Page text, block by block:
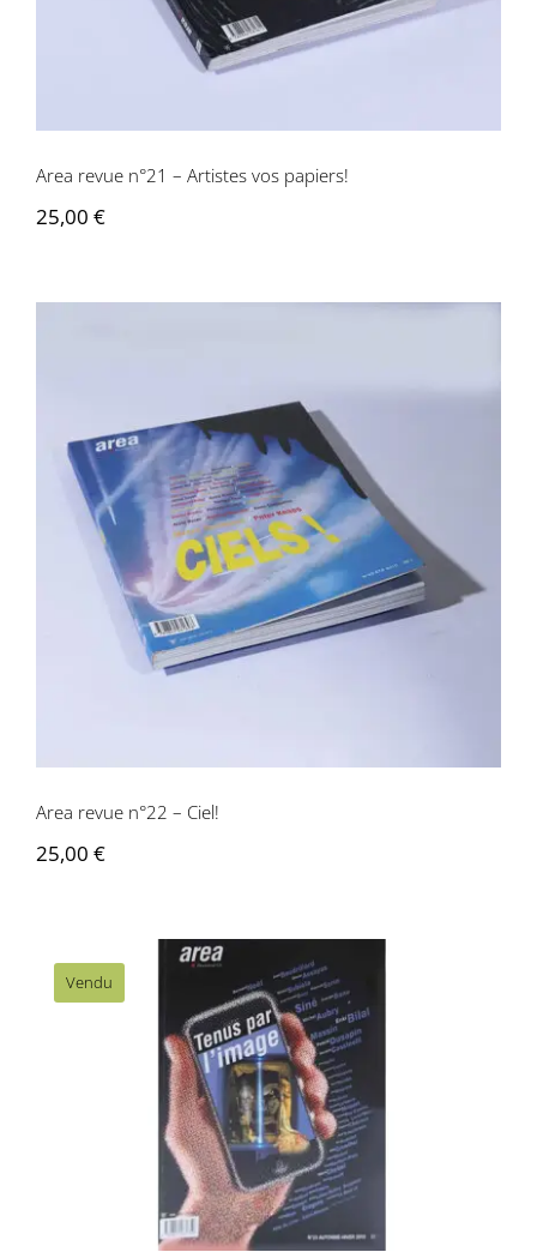
Area revue n°21 – Artistes vos papiers!
25,00 €
Area revue n°22 – Ciel!
Area revue n°22 – Ciel!
25,00 €
Vendu
Area revue n°23 – Tenus par l’image